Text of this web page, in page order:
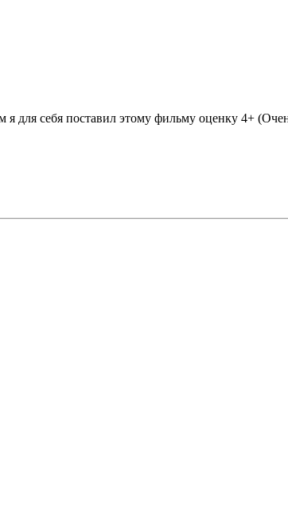
для себя поставил этому фильму оценку 4+